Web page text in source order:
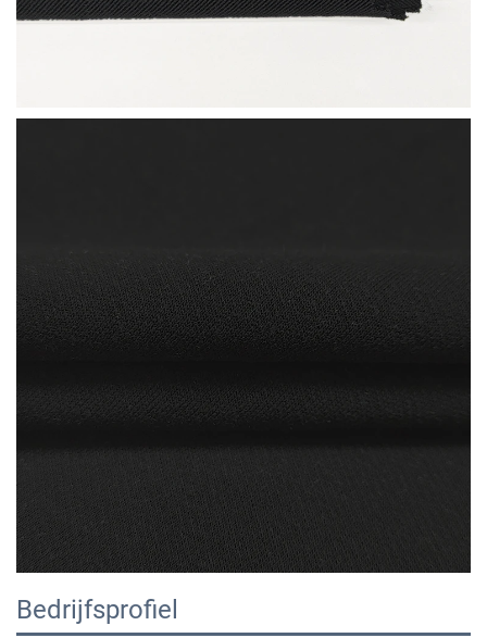
Bedrijfsprofiel